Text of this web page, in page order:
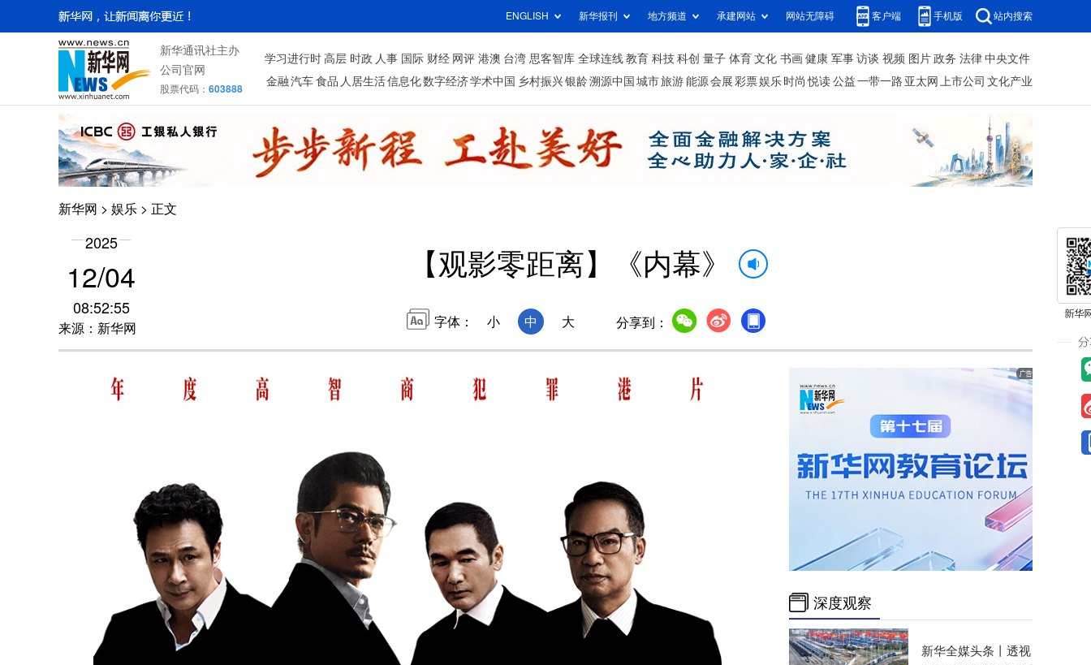
ENGLISH 新华报刊 地方频道 承建网站 网站无障碍 客户端 手机版 站内搜索
新华通讯社主办
公司官网
股票代码： 603888
学习进行时 高层 时政 人事 国际 财经 网评 港澳 台湾 思客智库 全球连线 教育 科技 科创 量子 体育 文化 书画 健康 军事 访谈 视频 图片 政务 法律 中央文件
金融 汽车 食品 人居生活信息化数字经济学术中国 乡村振兴银龄溯源中国 城市旅游 能源 会展 彩票娱乐 时尚 悦读 公益 一带一路 亚太网 上市公司 文化产业
新华网 > 娱乐 > 正文
2025
12/04
08:52:55
来源：新华网
【观影零距离】《内幕》
字体： 小 中 大 分享到：
深度观察
新华全媒头条丨 透视